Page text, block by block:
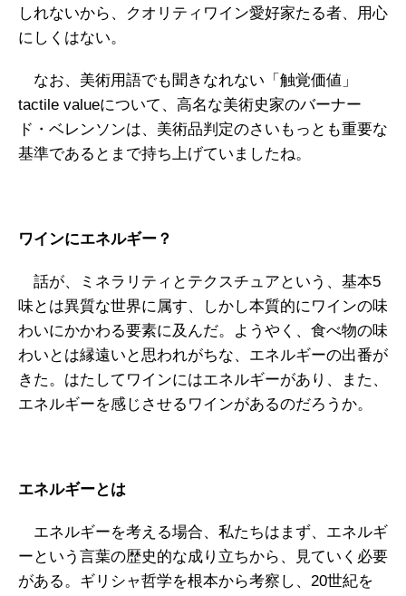
しれないから、クオリティワイン愛好家たる者、用心
にしくはない。
なお、美術用語でも聞きなれない「触覚価値」
tactile valueについて、高名な美術史家のバーナー
ド・ベレンソンは、美術品判定のさいもっとも重要な
基準であるとまで持ち上げていましたね。
ワインにエネルギー？
話が、ミネラリティとテクスチュアという、基本5
味とは異質な世界に属す、しかし本質的にワインの味
わいにかかわる要素に及んだ。ようやく、食べ物の味
わいとは縁遠いと思われがちな、エネルギーの出番が
きた。はたしてワインにはエネルギーがあり、また、
エネルギーを感じさせるワインがあるのだろうか。
エネルギーとは
エネルギーを考える場合、私たちはまず、エネルギ
ーという言葉の歴史的な成り立ちから、見ていく必要
がある。ギリシャ哲学を根本から考察し、20世紀を